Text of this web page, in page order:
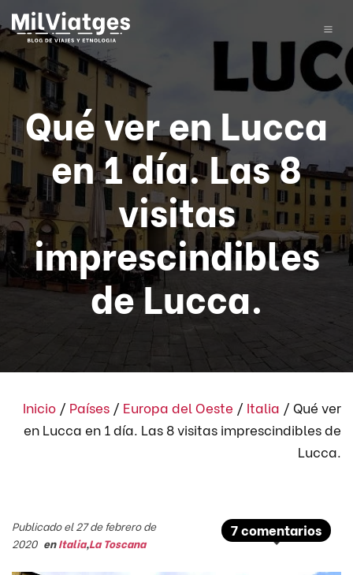
Qué ver en Lucca
en 1 día. Las 8
visitas
imprescindibles
de Lucca.
Inicio / Países / Europa del Oeste / Italia / Qué ver
en Lucca en 1 día. Las 8 visitas imprescindibles de
Lucca.
7 comentarios
Publicado el 27 de febrero de
2020 enItalia,La Toscana